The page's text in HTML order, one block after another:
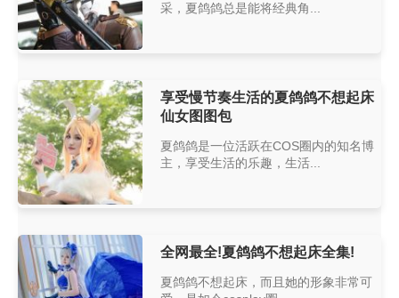
采，夏鸽鸽总是能将经典角...
享受慢节奏生活的夏鸽鸽不想起床
仙女图图包
夏鸽鸽是一位活跃在COS圈内的知名博
主，享受生活的乐趣，生活...
全网最全!夏鸽鸽不想起床全集!
夏鸽鸽不想起床，而且她的形象非常可